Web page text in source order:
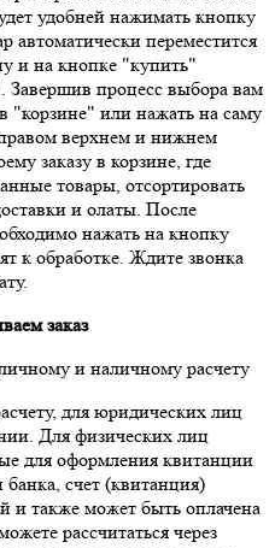
удобней нажимать кнопку
автоматически переместится
и на кнопке "купить"
Завершив процесс выбора вам
"корзине" или нажать на саму
правом верхнем и нижнем
заказу в корзине, где
товары, отсортировать
и олаты. После
нажать на кнопку
к обработке. Ждите звонка
заказ
и наличному расчету
для юридических лиц
Для физических лиц
для оформления квитанции
счет (квитанция)
и также может быть оплачена
рассчитаться через